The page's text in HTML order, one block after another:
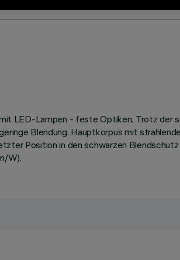
LED-Lampen - feste Optiken. Trotz
Blendung. Hauptkorpus mit
Position in den schwarzen
W).